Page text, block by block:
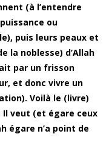
(à l’entendre
ou
puis leurs peaux et
la noblesse) d’Allah
par un frisson
et donc vivre un
Voilà le (livre)
Il veut (et égare ceux
égare n’a point de